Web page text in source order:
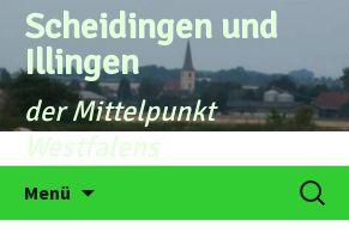
Zum
Inhalt
springen
Scheidingen und
Illingen
der Mittelpunkt
Westfalens
Menü
Suchen
nach: